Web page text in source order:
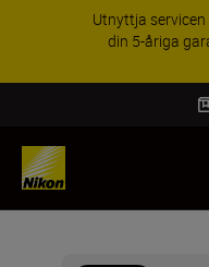
Utnyttja
din 5-åriga